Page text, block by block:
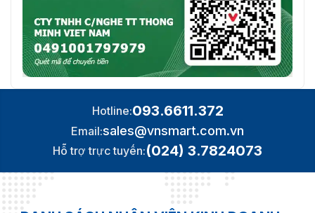
Hotline:093.6611.372
Email:sales@vnsmart.com.vn
Hỗ trợ trực tuyến:(024) 3.7824073